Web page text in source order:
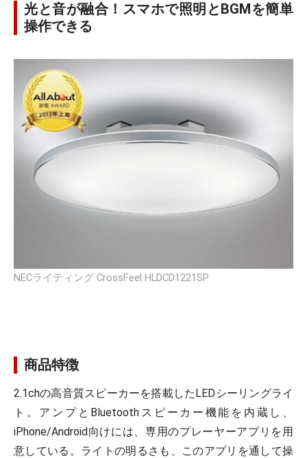
光と音が融合！スマホで照明とBGMを簡単
操作できる
NECライティング CrossFeel HLDCD1221SP
商品特徴
2.1chの高音質スピーカーを搭載したLEDシーリングライ
ト。アンプとBluetoothスピーカー機能を内蔵し、
iPhone/Android向けには、専用のプレーヤーアプリを用
意している。ライトの明るさも、このアプリを通して操